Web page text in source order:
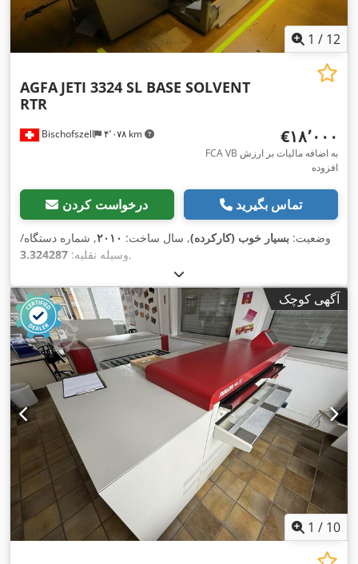
1 / 12
Bischofszell ۴٬۰۷۸ km
AGFA JETI 3324 SL BASE SOLVENT
RTR
‎€۱۸٬۰۰۰
FCA VB به اضافه مالیات بر ارزش
افزوده
درخواست کردن تماس بگیرید
وضعیت: بسیار خوب (کارکرده), سال ساخت: ۲۰۱۰, شماره دستگاه/
وسیله نقلیه: 3.324287 ,
آگهی کوچک
1 / 10